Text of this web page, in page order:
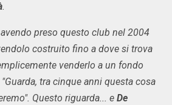
.
preso questo club nel 2004
costruito fino a dove si trova
venderlo a un fondo
tra cinque anni questa cosa
Questo riguarda... e De